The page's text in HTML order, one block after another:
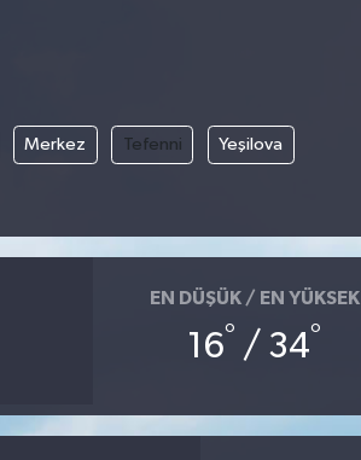
Merkez Tefenni Yeşilova
EN DÜŞÜK / EN YÜKSEK
16° / 34°